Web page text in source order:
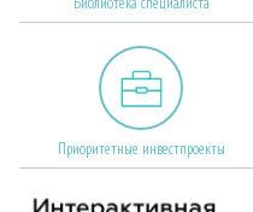
Приоритетные инвестпроекты